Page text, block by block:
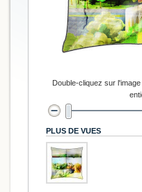
Double-cliquez sur
PLUS DE VUES